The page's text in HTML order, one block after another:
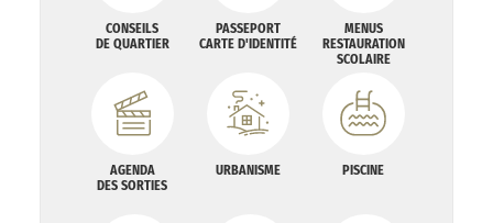
CONSEILS
DE QUARTIER
PASSEPORT
CARTE D'IDENTITÉ
MENUS
RESTAURATION
SCOLAIRE
AGENDA
DES SORTIES
URBANISME PISCINE